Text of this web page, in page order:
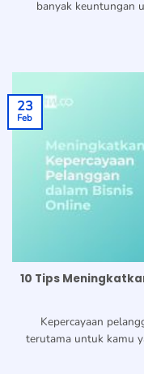
banyak keuntungan
10 Tips
Kepercayaan
terutama untuk kamu
23
Feb